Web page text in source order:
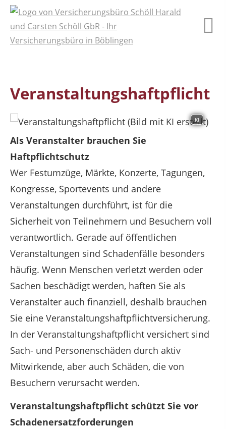
Veranstaltungshaftpflicht
KI
Als Veranstalter brauchen Sie
Haftpflichtschutz
Wer Festumzüge, Märkte, Konzerte, Tagungen,
Kongresse, Sportevents und andere
Veranstaltungen durchführt, ist für die
Sicherheit von Teilnehmern und Besuchern voll
verantwortlich. Gerade auf öffentlichen
Veranstaltungen sind Schadenfälle besonders
häufig. Wenn Menschen verletzt werden oder
Sachen beschädigt werden, haften Sie als
Veranstalter auch finanziell, deshalb brauchen
Sie eine Veranstaltungshaftpflichtversicherung.
In der Veranstaltungshaftpflicht versichert sind
Sach- und Personenschäden durch aktiv
Mitwirkende, aber auch Schäden, die von
Besuchern verursacht werden.
Veranstaltungshaftpflicht schützt Sie vor
Schadenersatzforderungen